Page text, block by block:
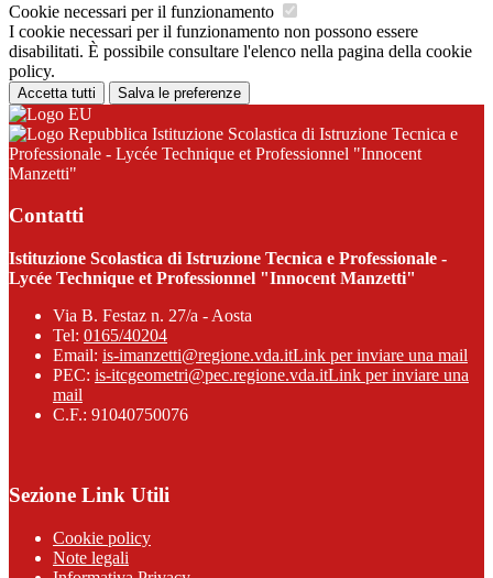
Cookie necessari per il funzionamento
I cookie necessari per il funzionamento non possono essere
disabilitati. È possibile consultare l'elenco nella pagina della cookie
policy.
Accetta tutti Salva le preferenze
Istituzione Scolastica di Istruzione Tecnica e
Professionale - Lycée Technique et Professionnel "Innocent
Manzetti"
Contatti
Istituzione Scolastica di Istruzione Tecnica e Professionale -
Lycée Technique et Professionnel "Innocent Manzetti"
Via B. Festaz n. 27/a - Aosta
Tel: 0165/40204
Email: is-imanzetti@regione.vda.itLink per inviare una mail
PEC: is-itcgeometri@pec.regione.vda.itLink per inviare una
mail
C.F.: 91040750076
Sezione Link Utili
Cookie policy
Note legali